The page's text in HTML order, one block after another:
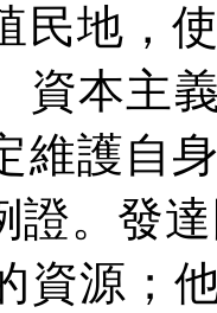
民地，
資本主
維護自
證。發
資源；